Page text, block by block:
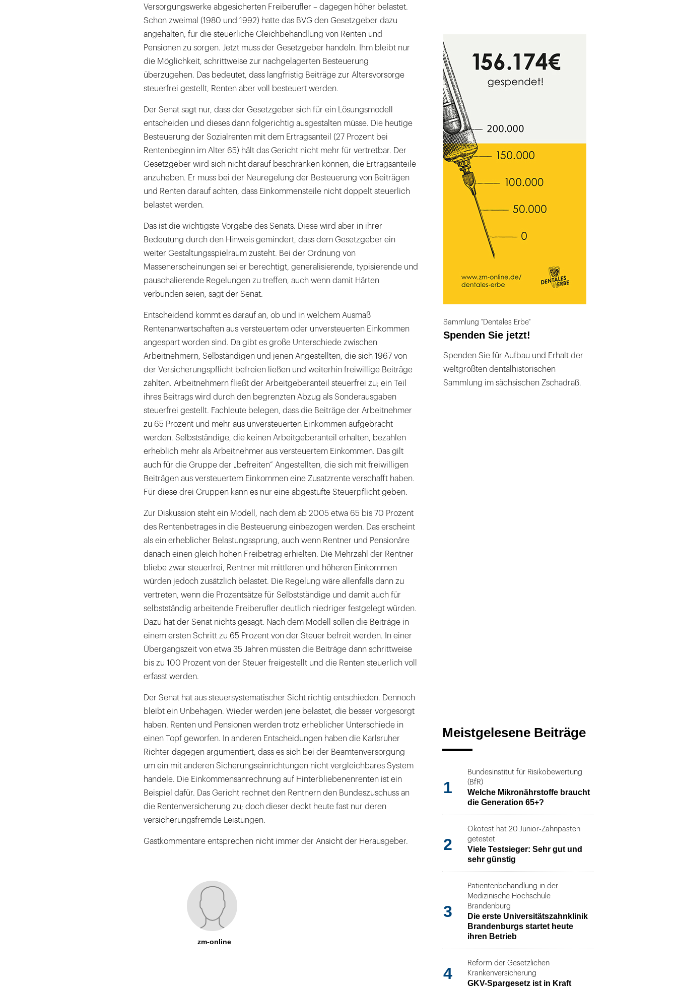
Versorgungswerke abgesicherten Freiberufler – dagegen höher belastet.
Schon zweimal (1980 und 1992) hatte das BVG den Gesetzgeber dazu
angehalten, für die steuerliche Gleichbehandlung von Renten und
Pensionen zu sorgen. Jetzt muss der Gesetzgeber handeln. Ihm bleibt nur
die Möglichkeit, schrittweise zur nachgelagerten Besteuerung
überzugehen. Das bedeutet, dass langfristig Beiträge zur Altersvorsorge
steuerfrei gestellt, Renten aber voll besteuert werden.
Der Senat sagt nur, dass der Gesetzgeber sich für ein Lösungsmodell
entscheiden und dieses dann folgerichtig ausgestalten müsse. Die heutige
Besteuerung der Sozialrenten mit dem Ertragsanteil (27 Prozent bei
Rentenbeginn im Alter 65) hält das Gericht nicht mehr für vertretbar. Der
Gesetzgeber wird sich nicht darauf beschränken können, die Ertragsanteile
anzuheben. Er muss bei der Neuregelung der Besteuerung von Beiträgen
und Renten darauf achten, dass Einkommensteile nicht doppelt steuerlich
belastet werden.
Das ist die wichtigste Vorgabe des Senats. Diese wird aber in ihrer
Bedeutung durch den Hinweis gemindert, dass dem Gesetzgeber ein
weiter Gestaltungsspielraum zusteht. Bei der Ordnung von
Massenerscheinungen sei er berechtigt, generalisierende, typisierende und
pauschalierende Regelungen zu treffen, auch wenn damit Härten
verbunden seien, sagt der Senat.
Entscheidend kommt es darauf an, ob und in welchem Ausmaß
Rentenanwartschaften aus versteuertem oder unversteuerten Einkommen
angespart worden sind. Da gibt es große Unterschiede zwischen
Arbeitnehmern, Selbständigen und jenen Angestellten, die sich 1967 von
der Versicherungspflicht befreien ließen und weiterhin freiwillige Beiträge
zahlten. Arbeitnehmern fließt der Arbeitgeberanteil steuerfrei zu; ein Teil
ihres Beitrags wird durch den begrenzten Abzug als Sonderausgaben
steuerfrei gestellt. Fachleute belegen, dass die Beiträge der Arbeitnehmer
zu 65 Prozent und mehr aus unversteuerten Einkommen aufgebracht
werden. Selbstständige, die keinen Arbeitgeberanteil erhalten, bezahlen
erheblich mehr als Arbeitnehmer aus versteuertem Einkommen. Das gilt
auch für die Gruppe der „befreiten“ Angestellten, die sich mit freiwilligen
Beiträgen aus versteuertem Einkommen eine Zusatzrente verschafft haben.
Für diese drei Gruppen kann es nur eine abgestufte Steuerpflicht geben.
Zur Diskussion steht ein Modell, nach dem ab 2005 etwa 65 bis 70 Prozent
des Rentenbetrages in die Besteuerung einbezogen werden. Das erscheint
als ein erheblicher Belastungssprung, auch wenn Rentner und Pensionäre
danach einen gleich hohen Freibetrag erhielten. Die Mehrzahl der Rentner
bliebe zwar steuerfrei, Rentner mit mittleren und höheren Einkommen
würden jedoch zusätzlich belastet. Die Regelung wäre allenfalls dann zu
vertreten, wenn die Prozentsätze für Selbstständige und damit auch für
selbstständig arbeitende Freiberufler deutlich niedriger festgelegt würden.
Dazu hat der Senat nichts gesagt. Nach dem Modell sollen die Beiträge in
einem ersten Schritt zu 65 Prozent von der Steuer befreit werden. In einer
Übergangszeit von etwa 35 Jahren müssten die Beiträge dann schrittweise
bis zu 100 Prozent von der Steuer freigestellt und die Renten steuerlich voll
erfasst werden.
Der Senat hat aus steuersystematischer Sicht richtig entschieden. Dennoch
bleibt ein Unbehagen. Wieder werden jene belastet, die besser vorgesorgt
haben. Renten und Pensionen werden trotz erheblicher Unterschiede in
einen Topf geworfen. In anderen Entscheidungen haben die Karlsruher
Richter dagegen argumentiert, dass es sich bei der Beamtenversorgung
um ein mit anderen Sicherungseinrichtungen nicht vergleichbares System
handele. Die Einkommensanrechnung auf Hinterbliebenenrenten ist ein
Beispiel dafür. Das Gericht rechnet den Rentnern den Bundeszuschuss an
die Rentenversicherung zu; doch dieser deckt heute fast nur deren
versicherungsfremde Leistungen.
Gastkommentare entsprechen nicht immer der Ansicht der Herausgeber.
zm-online
Sammlung "Dentales Erbe"
Spenden Sie jetzt!
Spenden Sie für Aufbau und Erhalt der
weltgrößten dentalhistorischen
Sammlung im sächsischen Zschadraß.
Meistgelesene Beiträge
1
Bundesinstitut für Risikobewertung
(BfR)
Welche Mikronährstoffe braucht
die Generation 65+?
2
Ökotest hat 20 Junior-Zahnpasten
getestet
Viele Testsieger: Sehr gut und
sehr günstig
3
Patientenbehandlung in der
Medizinische Hochschule
Brandenburg
Die erste Universitätszahnklinik
Brandenburgs startet heute
ihren Betrieb
4
Reform der Gesetzlichen
Krankenversicherung
GKV-Spargesetz ist in Kraft